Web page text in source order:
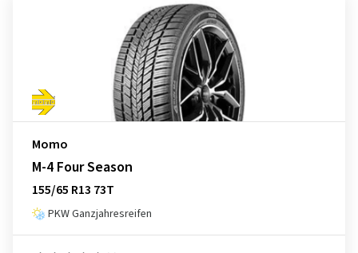
Momo
M-4 Four Season
155/65 R13 73T
PKW Ganzjahresreifen